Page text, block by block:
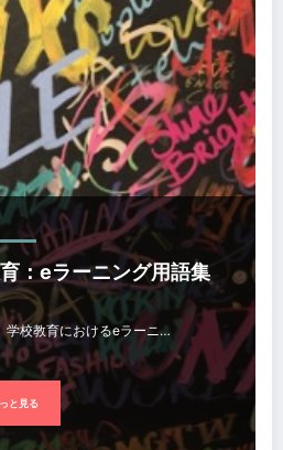
：eラーニング用語集
学校教育におけるeラーニ…
と見る